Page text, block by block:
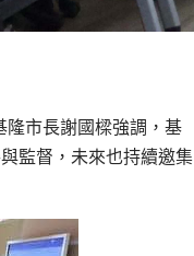
市長謝國樑強調，基
監督，未來也持續邀集